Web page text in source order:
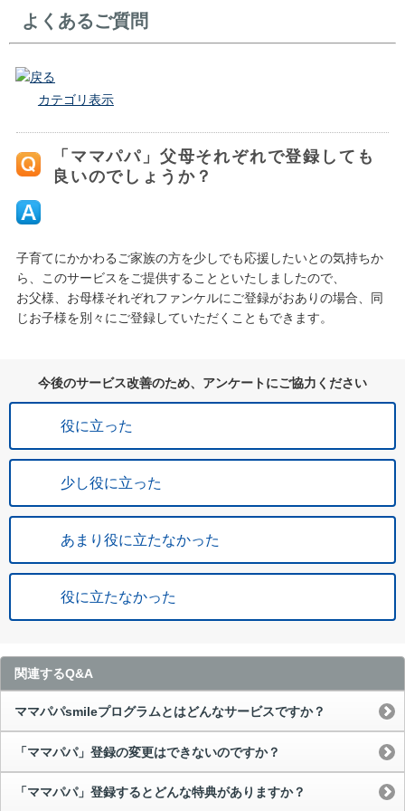
よくあるご質問
戻る
カテゴリ表示
「ママパパ」父母それぞれで登録しても
良いのでしょうか？
子育てにかかわるご家族の方を少しでも応援したいとの気持ちか
ら、このサービスをご提供することといたしましたので、
お父様、お母様それぞれファンケルにご登録がおありの場合、同
じお子様を別々にご登録していただくこともできます。
今後のサービス改善のため、アンケートにご協力ください
役に立った
少し役に立った
あまり役に立たなかった
役に立たなかった
関連するQ&A
ママパパsmileプログラムとはどんなサービスですか？
「ママパパ」登録の変更はできないのですか？
「ママパパ」登録するとどんな特典がありますか？